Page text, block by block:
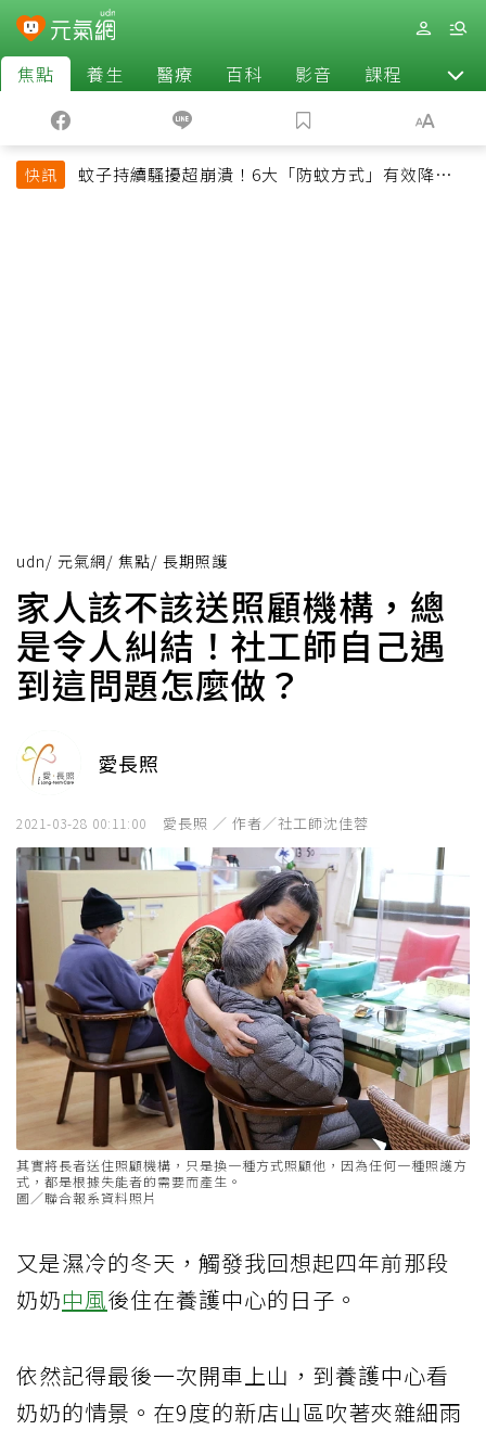
焦點 養生 醫療 百科 影音 課程 退休
快訊
蚊子持續騷擾超崩潰！6大「防蚊方式」有效降低被
udn/ 元氣網/ 焦點/ 長期照護
家人該不該送照顧機構，總
是令人糾結！社工師自己遇
到這問題怎麼做？
愛長照
2021-03-28 00:11:00 愛長照 ／ 作者／社工師沈佳蓉
其實將長者送住照顧機構，只是換一種方式照顧他，因為任何一種照護方
式，都是根據失能者的需要而產生。
圖／聯合報系資料照片
又是濕冷的冬天，觸發我回想起四年前那段
奶奶中風後住在養護中心的日子。
依然記得最後一次開車上山，到養護中心看
奶奶的情景。在9度的新店山區吹著夾雜細雨